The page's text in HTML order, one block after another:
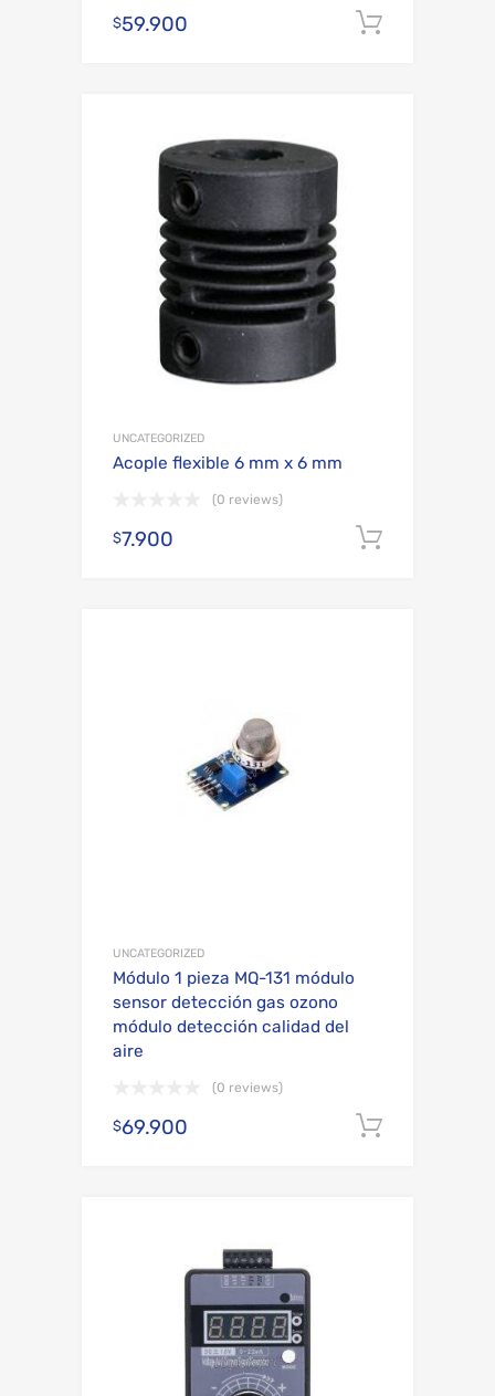
$59.900
UNCATEGORIZED
Acople flexible 6 mm x 6 mm
(0 reviews)
$7.900
UNCATEGORIZED
Módulo 1 pieza MQ-131 módulo
sensor detección gas ozono
módulo detección calidad del
aire
(0 reviews)
$69.900